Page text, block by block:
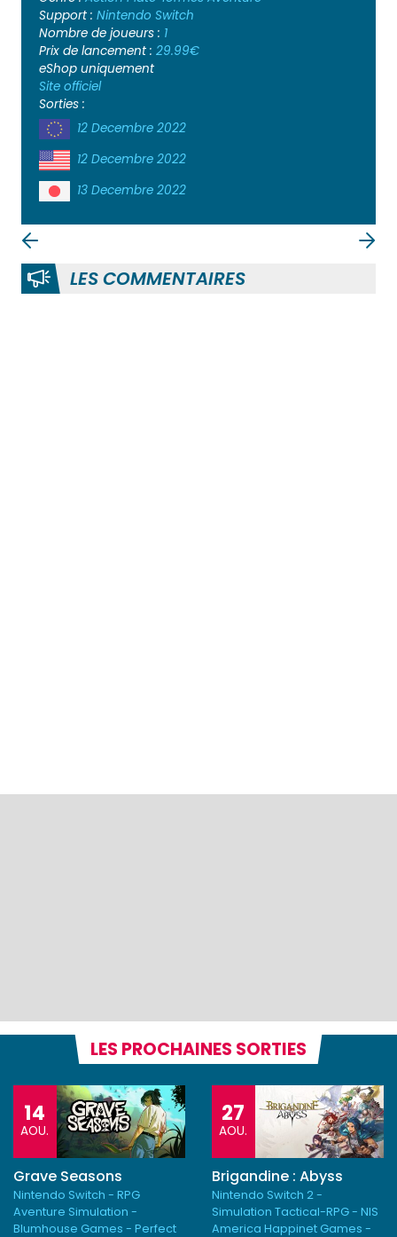
Support : Nintendo Switch
Nombre de joueurs : 1
Prix de lancement : 29.99€
eShop uniquement
Site officiel
Sorties :
12 Decembre 2022
12 Decembre 2022
13 Decembre 2022
LES COMMENTAIRES
LES PROCHAINES SORTIES
14
AOU.
Grave Seasons
Nintendo Switch - RPG
Aventure Simulation -
Blumhouse Games - Perfect
27
AOU.
Brigandine : Abyss
Nintendo Switch 2 -
Simulation Tactical-RPG - NIS
America Happinet Games -